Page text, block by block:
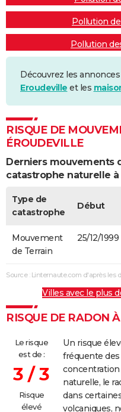
Pollution
Pollution
Découvrez les annonces
Eroudeville et les
RISQUE DE
ÉROUDEVILLE
Derniers mouvements
catastrophe naturelle à
Type de
catastrophe
Début
Mouvement
de Terrain
25/12/1999
Source : Linternaute.com d'après les
Villes avec le plus
RISQUE DE RADON
Le risque
est de :
3 / 3
Risque
élevé
Un risque
fréquente
concentration
naturelle, le
dans
volcaniques,